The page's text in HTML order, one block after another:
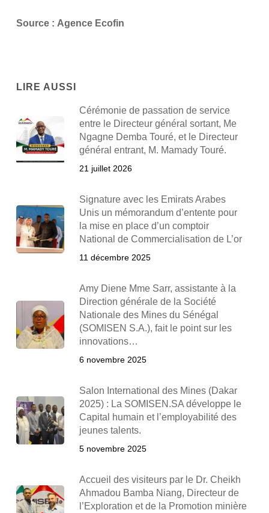
Source : Agence Ecofin
LIRE AUSSI
Cérémonie de passation de service
entre le Directeur général sortant, Me
Ngagne Demba Touré, et le Directeur
général entrant, M. Mamady Touré.
21 juillet 2026
Signature avec les Emirats Arabes
Unis un mémorandum d’entente pour
la mise en place d’un comptoir
National de Commercialisation de L’or
11 décembre 2025
Amy Diene Mme Sarr, assistante à la
Direction générale de la Société
Nationale des Mines du Sénégal
(SOMISEN S.A.), fait le point sur les
innovations…
6 novembre 2025
Salon International des Mines (Dakar
2025) : La SOMISEN.SA développe le
Capital humain et l’employabilité des
jeunes talents.
5 novembre 2025
Accueil des visiteurs par le Dr. Cheikh
Ahmadou Bamba Niang, Directeur de
l’Exploration et de la Promotion minière